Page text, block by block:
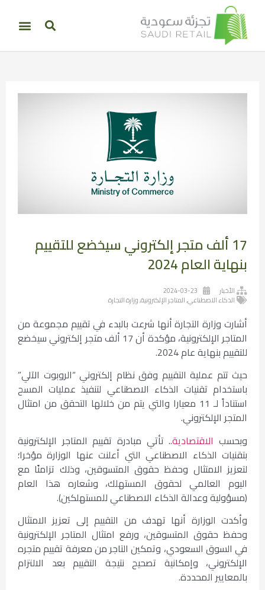
17 ألف متجر إلكتروني سيخضع للتقييم
بنهاية العام 2024
الأخبار
2024-03-23
الذكاء الاصطناعي,المتاجر الإلكترونية,وزارة التجارة
أشارت وزارة التجارة أنها شرعت بالبدء في تقييم مجموعة من
المتاجر الإلكترونية، مؤكدة أن 17 ألف متجر إلكتروني سيخضع
للتقييم بنهاية عام 2024.
حيث تتم عملية التقييم وفق نظام إلكتروني “الروبوت الآلي”
باستخدام تقنيات الذكاء الاصطناعي لتنفيذ عمليات المسح
استناداً لـ 11 معيارا والتي يتم من خلالها التحقق من امتثال
المتجر الإلكتروني.
وبحسب الاقتصادية.. تأتي مبادرة تقييم المتاجر الإلكترونية
بتقنيات الذكاء الاصطناعي التي أعلنت عنها الوزارة مؤخرا؛
لتعزيز الامتثال وحفظ حقوق المتسوقين، وذلك تزامنًا مع
اليوم العالمي لحقوق المستهلك، وشعاره هذا العام
(مسؤولية وعدالة الذكاء الاصطناعي للمستهلكين).
وأكدت الوزارة أنها تهدف من التقييم إلى تعزيز الامتثال
وحفظ حقوق المتسوقين، ورفع امتثال المتاجر الإلكترونية
في السوق السعودي، وتمكين التاجر من معرفة تقييم متجره
الإلكتروني، وإمكانية تصحيح نتيجة التقييم بعد الالتزام
بالمعايير المحددة.